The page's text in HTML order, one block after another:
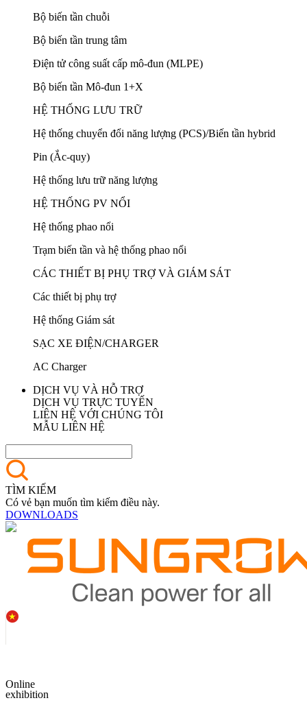
Bộ biến tần chuỗi
Bộ biến tần trung tâm
Điện tử công suất cấp mô-đun (MLPE)
Bộ biến tần Mô-đun 1+X
HỆ THỐNG LƯU TRỮ
Hệ thống chuyển đổi năng lượng (PCS)/Biến tần hybrid
Pin (Ắc-quy)
Hệ thống lưu trữ năng lượng
HỆ THỐNG PV NỔI
Hệ thống phao nổi
Trạm biến tần và hệ thống phao nổi
CÁC THIẾT BỊ PHỤ TRỢ VÀ GIÁM SÁT
Các thiết bị phụ trợ
Hệ thống Giám sát
SẠC XE ĐIỆN/CHARGER
AC Charger
DỊCH VỤ VÀ HỖ TRỢ
DỊCH VỤ TRỰC TUYẾN
LIÊN HỆ VỚI CHÚNG TÔI
MẪU LIÊN HỆ
TÌM KIẾM
Có vẻ bạn muốn tìm kiếm điều này.
DOWNLOADS
Online
exhibition